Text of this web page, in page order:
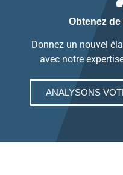
Obtenez
Donnez un nouvel
avec notre
ANALYSONS